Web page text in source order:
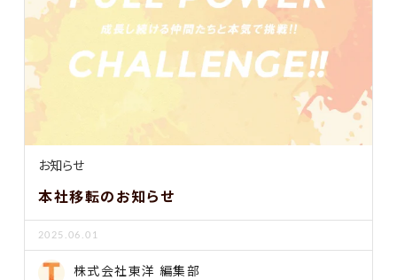
お知らせ
本社移転のお知らせ
2025.06.01
株式会社東洋 編集部